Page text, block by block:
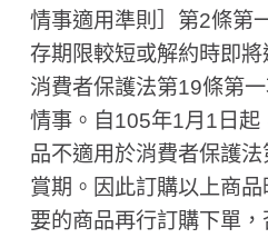
情事適用準則］第2條第
存期限較短或解約時即
消費者保護法第19條第
情事。自105年1月1日起
品不適用於消費者保護
賞期。因此訂購以上商
要的商品再行訂購下單